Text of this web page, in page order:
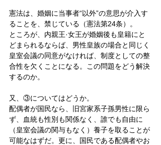
憲法は、婚姻に当事者“以外”の意思が介入す
ることを、禁じている（憲法第24条）。
ところが、内親王·女王が婚姻後も皇籍にと
どまられるならば、男性皇族の場合と同じく
皇室会議の同意がなければ、制度としての整
合性を欠くことになる。この問題をどう解決
するのか。
又、③についてはどうか。
配偶者が国民なら、旧宮家系子孫男性に限ら
ず、血統も性別も関係なく、誰でも自由に
（皇室会議の関与もなく）養子を取ることが
可能なはずだ。更に、国民である配偶者やお